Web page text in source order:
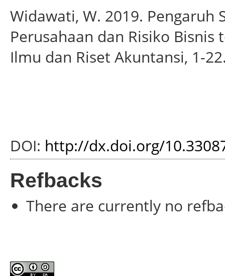
Widawati, W. 2019.
Perusahaan dan Risiko Bisnis
Ilmu dan Riset Akuntansi, 1-
DOI: http://dx.doi.org/
Refbacks
There are currently no